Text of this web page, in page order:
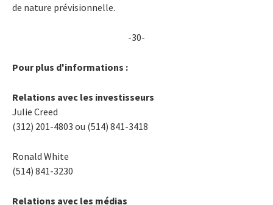
de nature prévisionnelle.
-30-
Pour plus d'informations :
Relations avec les investisseurs
Julie Creed
(312) 201-4803 ou (514) 841-3418
Ronald White
(514) 841-3230
Relations avec les médias